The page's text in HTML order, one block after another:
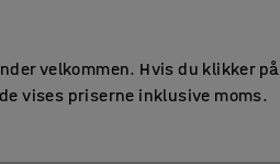
velkommen. Hvis du klikker på
vises priserne inklusive moms.